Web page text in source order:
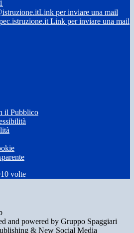
Link per inviare una mail
Link per inviare una mail
il Pubblico
volte
and powered by Gruppo Spaggiari
& New Social Media